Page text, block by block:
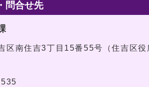
問合せ先
南住吉3丁目15番55号（住吉区役